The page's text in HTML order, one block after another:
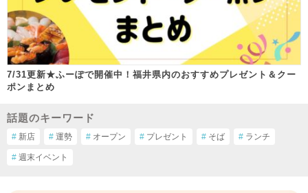
7/31更新★ふーぽで開催中！福井県内のおすすめプレゼント＆クー
ポンまとめ
話題のキーワード
# 新店 # 運勢 # オープン # プレゼント # そば # ランチ
# 週末イベント